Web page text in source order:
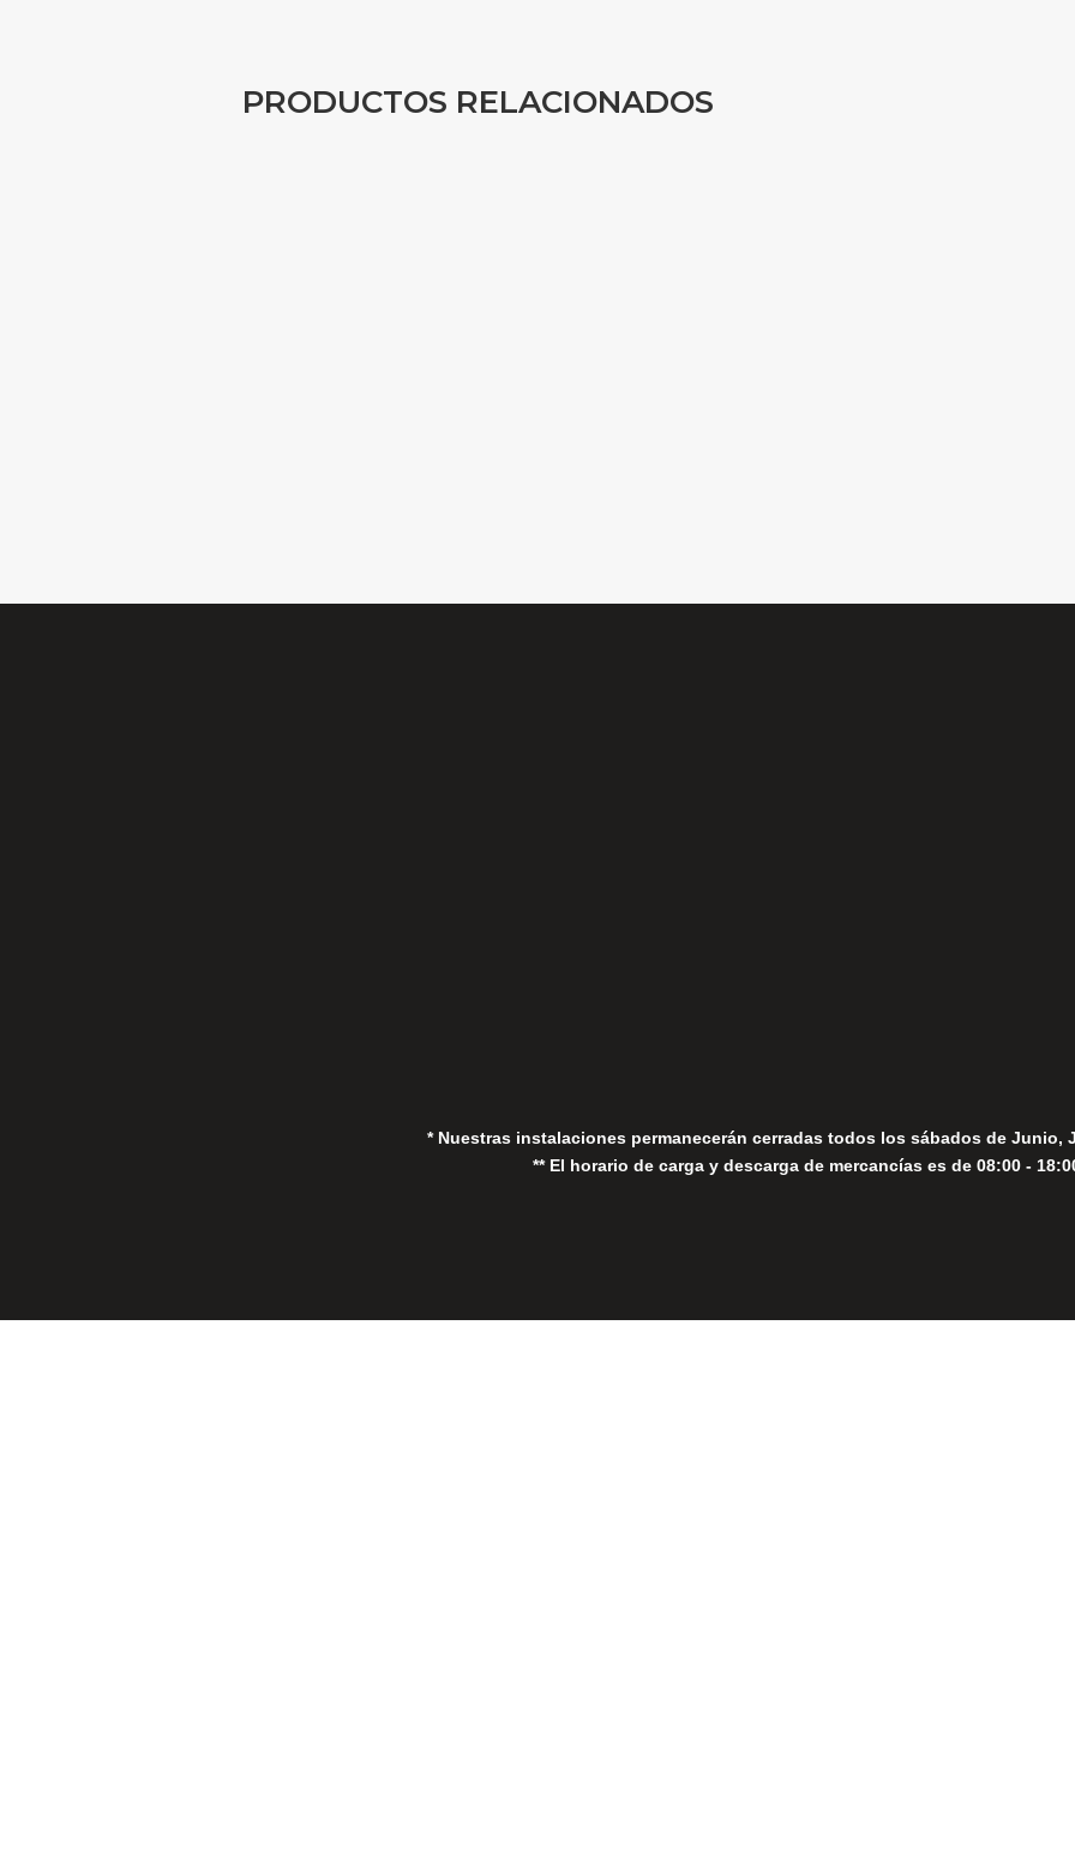
PRODUCTOS RELACIONADOS
* Nuestras instalaciones permanecerán cerradas todos los sábados de Junio,
** El horario de carga y descarga de mercancías es de 08:00 -